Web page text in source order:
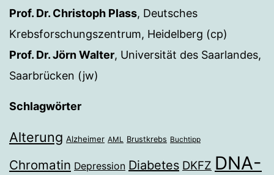
Prof. Dr. Christoph Plass, Deutsches
Krebsforschungszentrum, Heidelberg (cp)
Prof. Dr. Jörn Walter, Universität des Saarlandes,
Saarbrücken (jw)
Schlagwörter
Alterung Alzheimer AML Brustkrebs Buchtipp
Chromatin Depression Diabetes DKFZ DNA-